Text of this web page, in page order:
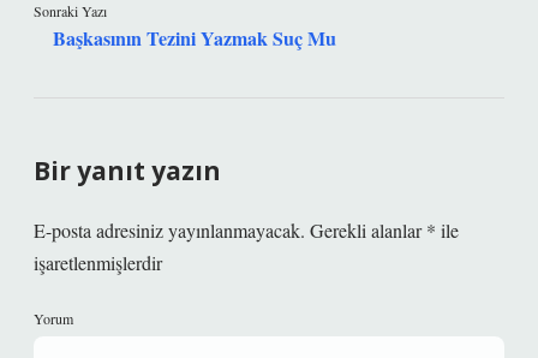
Sonraki Yazı
Başkasının Tezini Yazmak Suç Mu
Bir yanıt yazın
E-posta adresiniz yayınlanmayacak. Gerekli alanlar* ile
işaretlenmişlerdir
Yorum